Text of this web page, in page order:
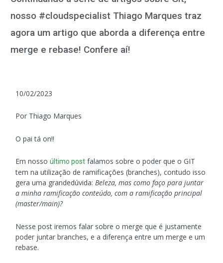
nosso #cloudspecialist Thiago Marques traz
agora um artigo que aborda a diferença entre
merge e rebase! Confere aí!
10/02/2023
Por Thiago Marques
O pai tá on!!
Em nossoúltimo post falamos sobre o poder que o GIT
tem na utilização de ramificações (branches), contudo isso
gera uma grandedúvida:Beleza, mas como faço para juntar
a minha ramificação conteúdo, com a ramificação principal
(master/main)?
Nesse post iremos falar sobre o merge que é justamente
poder juntar branches, e a diferença entre um merge e um
rebase.